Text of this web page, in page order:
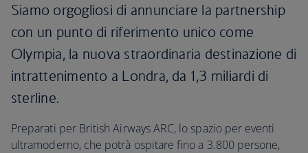
Siamo orgogliosi di annunciare la partnership
con un punto di riferimento unico come
Olympia, la nuova straordinaria destinazione di
intrattenimento a Londra, da 1,3 miliardi di
sterline.
Preparati per British Airways ARC, lo spazio per eventi
ultramoderno, che potrà ospitare fino a 3.800 persone,